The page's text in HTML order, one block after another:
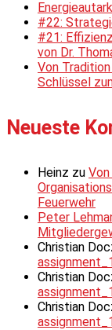
#22:
#21:
von Dr.
Von
Schlüssel
Neueste
Heinz zu
Feuerwehr
Peter
Christian
Christian
Christian